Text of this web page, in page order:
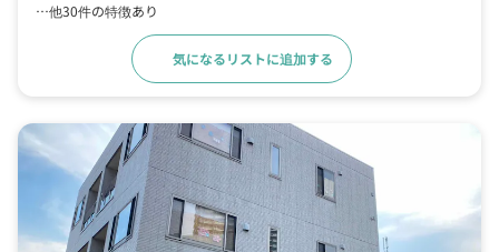
…他30件の特徴あり
気になるリストに追加する